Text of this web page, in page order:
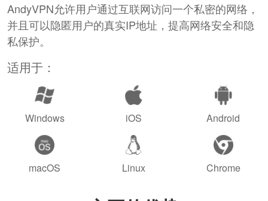
AndyVPN允许用户通过互联网访问一个私密的网络，
并且可以隐匿用户的真实IP地址，提高网络安全和隐
私保护。
适用于：
Windows iOS Android
macOS Linux Chrome